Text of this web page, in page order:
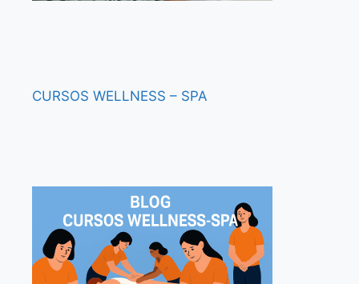
CURSOS WELLNESS – SPA